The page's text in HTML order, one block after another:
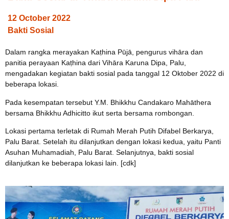
12 October 2022
Bakti Sosial
Dalam rangka merayakan Kaṭhina Pūjā, pengurus vihāra dan
panitia perayaan Kaṭhina dari Vihāra Karuna Dipa, Palu,
mengadakan kegiatan bakti sosial pada tanggal 12 Oktober 2022 di
beberapa lokasi.
Pada kesempatan tersebut Y.M. Bhikkhu Candakaro Mahāthera
bersama Bhikkhu Adhicitto ikut serta bersama rombongan.
Lokasi pertama terletak di Rumah Merah Putih Difabel Berkarya,
Palu Barat. Setelah itu dilanjutkan dengan lokasi kedua, yaitu Panti
Asuhan Muhamadiah, Palu Barat. Selanjutnya, bakti sosial
dilanjutkan ke beberapa lokasi lain. [cdk]